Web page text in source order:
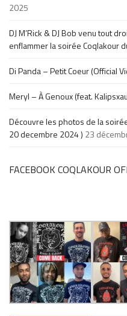
2025
DJ M’Rick & DJ Bob venu tout
enflammer la soirée Coqlakour
Di Panda – Petit Coeur (Official
Meryl – À Genoux (feat.
Découvre les photos de la
20 decembre 2024 ) 23
FACEBOOK COQLAKOUR